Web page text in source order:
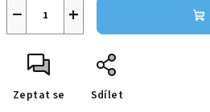
+
−
Zeptat se Sdílet